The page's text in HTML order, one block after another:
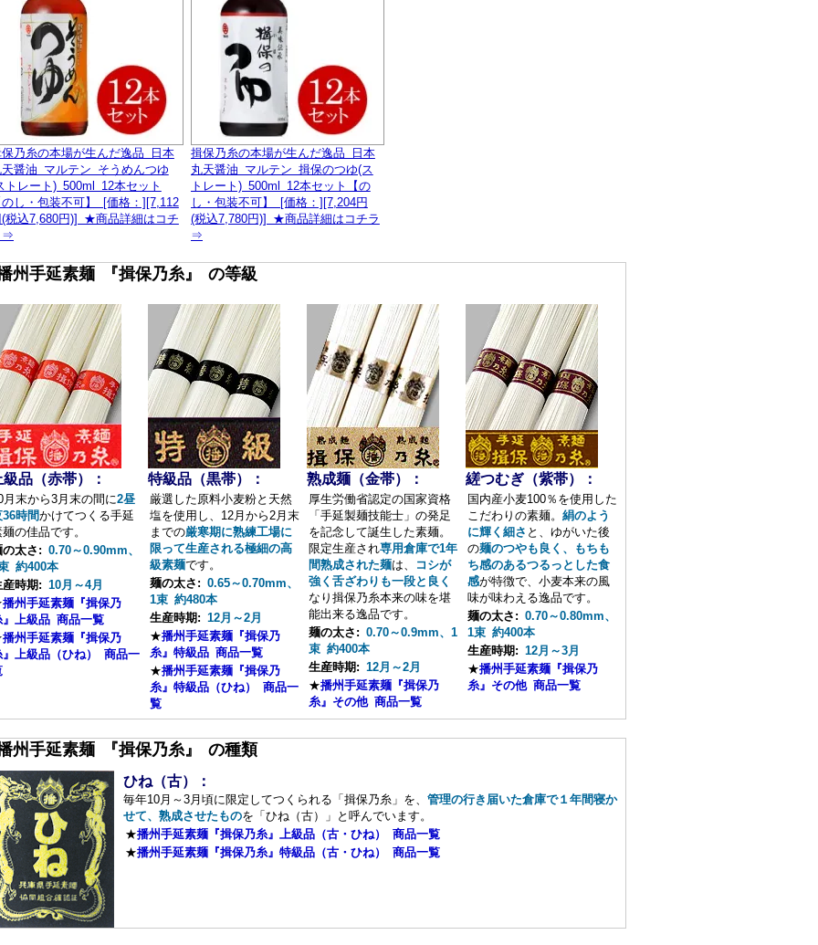
乃糸の本場が生んだ逸品 日本
天醤油 マルテン そうめんつゆ
トレート) 500ml 12本セット
し・包装不可】 [価格：][7,112
(税込7,680円)] ★商品詳細はコチ
⇒
揖保乃糸の本場が生んだ逸品 日本
丸天醤油 マルテン 揖保のつゆ(ス
トレート) 500ml 12本セット【の
し・包装不可】 [価格：][7,204円
(税込7,780円)] ★商品詳細はコチラ
⇒
州手延素麺 『揖保乃糸』 の等級
級品（赤帯）：
月末から3月末の間に2昼
36時間かけてつくる手延
の佳品です。
の太さ: 0.70～0.90mm、
約400本
産時期: 10月～4月
播州手延素麺『揖保乃
』上級品 商品一覧
播州手延素麺『揖保乃
』上級品（ひね） 商品一
特級品（黒帯）：
厳選した原料小麦粉と天然
塩を使用し、12月から2月末
までの厳寒期に熟練工場に
限って生産される極細の高
級素麺です。
麺の太さ: 0.65～0.70mm、
1束 約480本
生産時期: 12月～2月
★播州手延素麺『揖保乃
糸』特級品 商品一覧
★播州手延素麺『揖保乃
糸』特級品（ひね） 商品一
覧
熟成麺（金帯）：
厚生労働省認定の国家資格
「手延製麺技能士」の発足
を記念して誕生した素麺。
限定生産され専用倉庫で1年
間熟成された麺は、
コシが
強く舌ざわりも一段と良く
なり揖保乃糸本来の味を堪
能出来る逸品です。
麺の太さ: 0.70～0.9mm、1
束 約400本
生産時期: 12月～2月
★播州手延素麺『揖保乃
糸』その他 商品一覧
縒つむぎ（紫帯）：
国内産小麦100％を使用した
こだわりの素麺。 絹のよう
に輝く細さ と、ゆがいた後
の麺のつやも良く、もちも
ち感のあるつるっとした食
感が特徴で、小麦本来の風
味が味わえる逸品です。
麺の太さ: 0.70～0.80mm、
1束 約400本
生産時期: 12月～3月
★播州手延素麺『揖保乃
糸』その他 商品一覧
州手延素麺 『揖保乃糸』 の種類
ひね（古）：
毎年10月～3月頃に限定してつくられる「揖保乃糸」を、 管理の行き届いた倉庫で１年間寝か
せて、熟成させたものを「ひね（古）」と呼んでいます。
★播州手延素麺『揖保乃糸』上級品（古・ひね） 商品一覧
★播州手延素麺『揖保乃糸』特級品（古・ひね） 商品一覧